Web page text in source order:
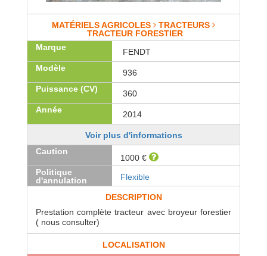
MATÉRIELS AGRICOLES
TRACTEURS
TRACTEUR FORESTIER
Marque
FENDT
Modèle
936
Puissance (CV)
360
Année
2014
Voir plus d'informations
Caution
1000 €
Politique
d'annulation
Flexible
DESCRIPTION
Prestation complète tracteur avec broyeur forestier
( nous consulter)
LOCALISATION